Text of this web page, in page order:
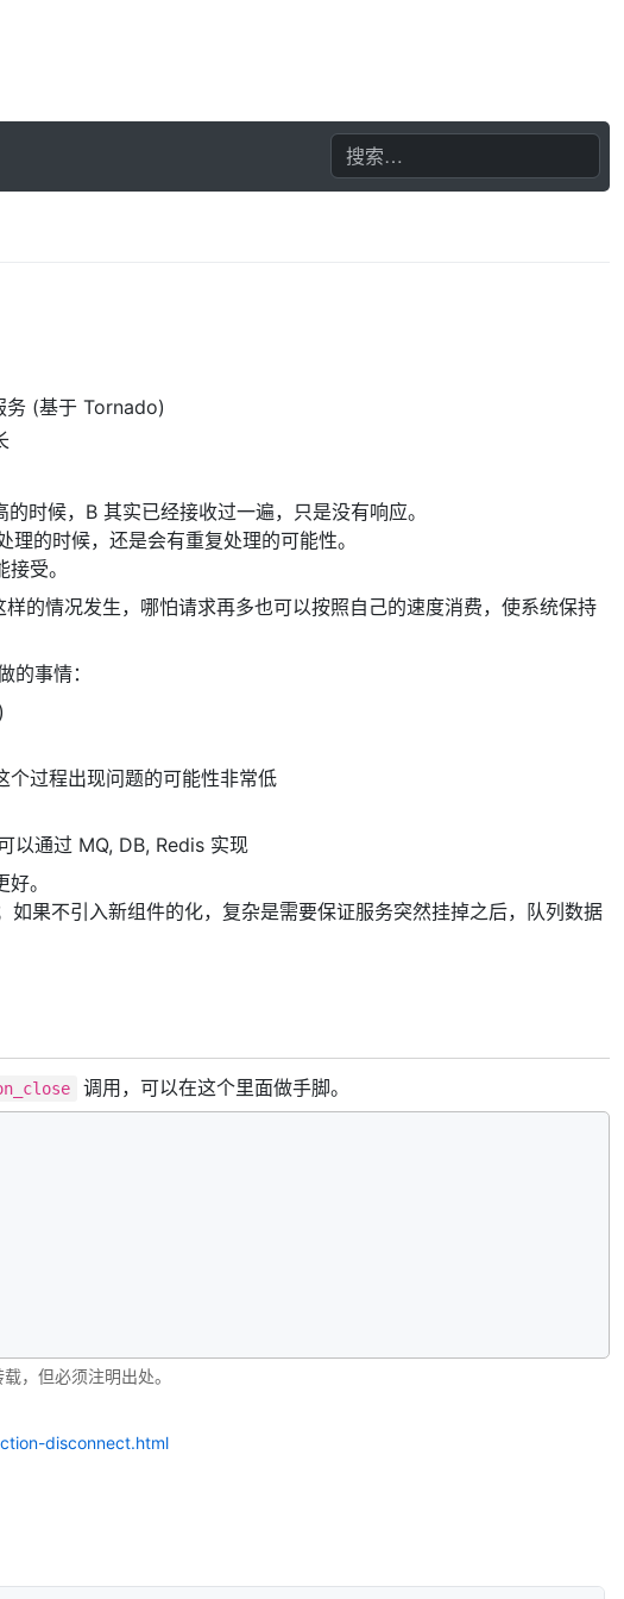
务 (基于 Tornado)
时候，B 其实已经接收过一遍，只是没有响应。
的时候，还是会有重复处理的可能性。
受。
的情况发生，哪怕请求再多也可以按照自己的速度消费，使系统保持
事情：
个过程出现问题的可能性非常低
以通过 MQ, DB, Redis 实现
。
果不引入新组件的化，复杂是需要保证服务突然挂掉之后，队列数据
调用，可以在这个里面做手脚。
，但必须注明出处。
disconnect.html